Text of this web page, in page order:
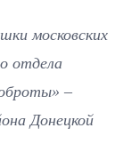
московских
отдела
–
Донецкой